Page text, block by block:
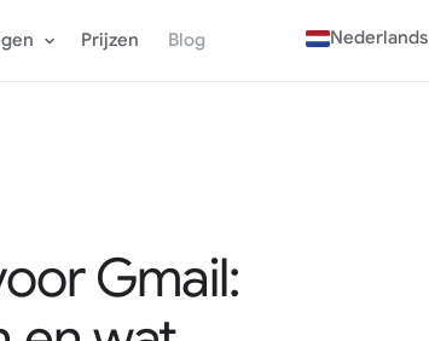
Prijzen Blog Nederlands
Gmail: